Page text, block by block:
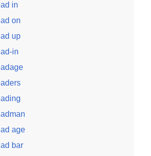
in
on
up
in
age
bar